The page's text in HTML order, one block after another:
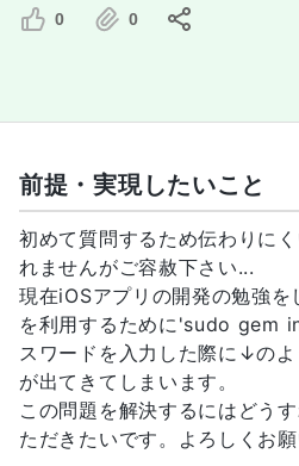
0 0
前提・実現したいこと
初めて質問するため伝わりに
れませんがご容赦下さい...
現在iOSアプリの開発の勉強
を利用するために'sudo gem
スワードを入力した際に↓の
が出てきてしまいます。
この問題を解決するにはどう
ただきたいです。よろしくお願